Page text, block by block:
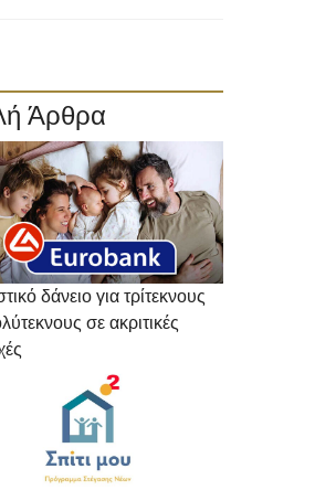
Άρθρα
δάνειο για τρίτεκνους
σε ακριτικές